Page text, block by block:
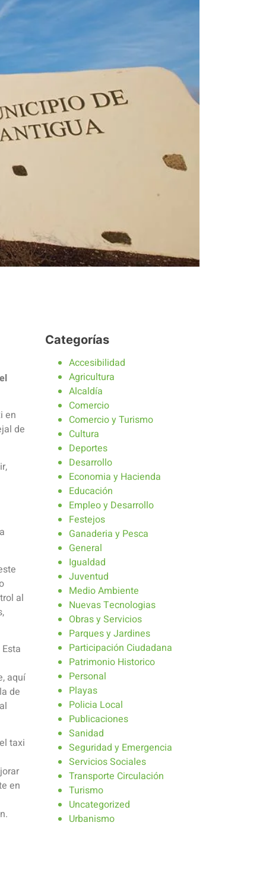
en
de
al
aquí
de
taxi
en
Categorías
Accesibilidad
Agricultura
Alcaldía
Comercio
Comercio y Turismo
Cultura
Deportes
Desarrollo
Economia y Hacienda
Educación
Empleo y Desarrollo
Festejos
Ganaderia y Pesca
General
Igualdad
Juventud
Medio Ambiente
Nuevas Tecnologias
Obras y Servicios
Parques y Jardines
Participación Ciudadana
Patrimonio Historico
Personal
Playas
Policia Local
Publicaciones
Sanidad
Seguridad y Emergencia
Servicios Sociales
Transporte Circulación
Turismo
Uncategorized
Urbanismo